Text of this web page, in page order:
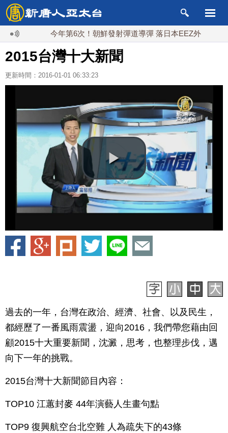
今年第6次！朝鮮發射彈道導彈 落日本EEZ外
2015台灣十大新聞
更新時間：2016-01-01 06:33:23
過去的一年，台灣在政治、經濟、社會、以及民生，
都經歷了一番風雨震盪，迎向2016，我們帶您藉由回
顧2015十大重要新聞，沈澱，思考，也整理步伐，邁
向下一年的挑戰。
2015台灣十大新聞節目內容：
TOP10 江蕙封麥 44年演藝人生畫句點
TOP9 復興航空台北空難 人為疏失下的43條